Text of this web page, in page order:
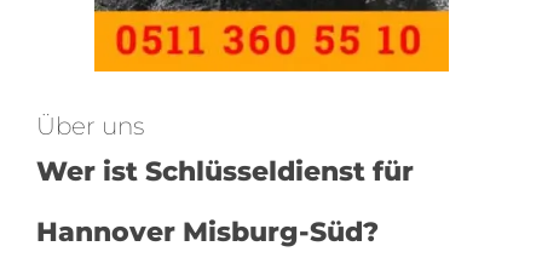
Über uns
Wer ist Schlüsseldienst für
Hannover Misburg-Süd?